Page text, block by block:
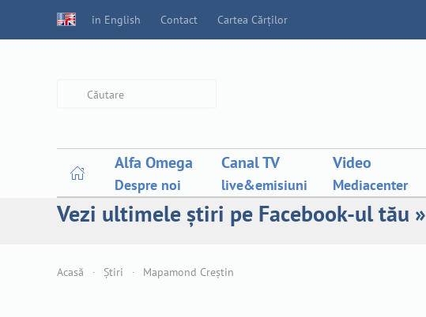
in English Contact Cartea Cărților
Alfa Omega
Despre noi
Canal TV
live&emisiuni
Video
Mediacenter
Vezi ultimele știri pe Facebook-ul tău »
Acasă Știri Mapamond Creștin